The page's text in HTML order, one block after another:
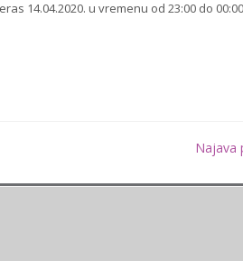
14.04.2020. u vremenu od 23:00 do
Najava